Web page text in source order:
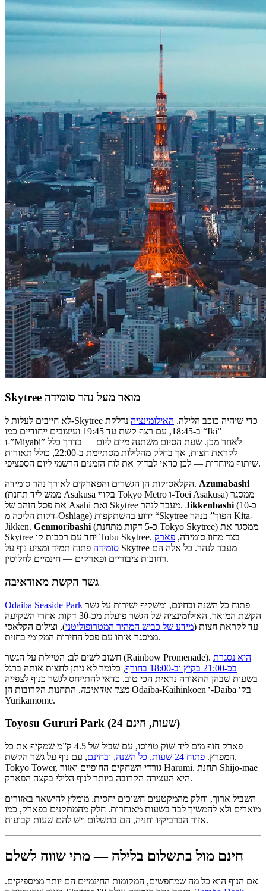
Skytree מואר מעל נהר סומידה
לא חייבים לעלות ל-Skytree כדי שיהיה כוכב הלילה. האילומינציה נדלקת
ב-18:45, עם רצף קשת עד 19:45 ועיצובים ייחודיים כמו “Iki”
ו-”Miyabi” לאחר מכן. שעת הסיום משתנה מיום ליום — בדרך כלל
לקראת חצות, אך בחלק מהלילות מסתיימת ב-22:00, כולל תאורות
שיתוף מיוחדות — לכן כדאי לבדוק את לוח הזמנים הרשמי ליום הספציפי.
הקלאסיקות הן הגשרים והפארקים לאורך נהר סומידה. Azumabashi
(ממש ליד תחנת Asakusa בקווי Tokyo Metro ו-Toei Asakusa) ממסגר
את פסל הזהב של Asahi ואת Skytree מעבר לנהר. Jikkenbashi (כ-10
דקות הליכה מ-Oshiage) ידוע בהשתקפות “Skytree הפוך” בנהר Kita-
Jikken. Genmoribashi (כ-5 דקות מתחנת Tokyo Skytree) ממסגר את
Skytree יחד עם רכבות קו Tobu Skytree. בצד מחוז סומידה, פארק
סומידה פתוח תמיד ומציע נוף על Skytree מעבר לנהר. כל אלה הם
רחובות ציבוריים ופארקים — חינמיים לחלוטין.
גשר הקשת מאודאיבה
Odaiba Seaside Park
הקשת המואר. האילומינציה של הגשר פועלת מכ-30 דקות אחרי השקיעה
עד לקראת חצות (מידע של כביש המהיר המטרופוליטני), וצילום הקלאסי
ממסגר אותו עם פסל החירות המקומי בחזית.
חשוב לשים לב: הטיילת על הגשר (Rainbow Promenade). היא נסגרת
בכ-21:00 בקיץ וב-18:00 בחורף
, כלומר לא ניתן לחצות אותה ברגל
בשעות שבהן התאורה נראית הכי טוב. כדאי להתייחס לגשר כנוף לצפייה
מצד אודאיבה. התחנות הקרובות הן Odaiba-Kaihinkoen ו-Daiba בקו
Yurikamome.
Toyosu Gururi Park (24 שעות, חינם)
פארק חוף מים ליד שוק טויוסו, עם שביל של 4.5 ק”מ שמקיף את כל
המפרץ. פתוח 24 שעות, כל השנה, ובחינם
, עם נוף על גשר הקשת,
Tokyo Tower, גורדי השחקים החופיים ואזור Harumi. תחנת Shijo-mae
היא העצירה הקרובה ביותר לנוף הלילי בקצה הפארק.
השביל ארוך, וחלק מהמקטעים חשוכים יחסית. מומלץ להישאר באזורים
מוארים ולא להמשיך לבד בשעות מאוחרות. חלק מהמתקנים בפארק, כמו
אזור הברביקיו וחניה, הם בתשלום ויש להם שעות קבועות.
חינם מול בתשלום בלילה — מתי שווה לשלם
אם הנוף הוא כל מה שמחפשים, המקומות החינמיים הם יותר ממספיקים.